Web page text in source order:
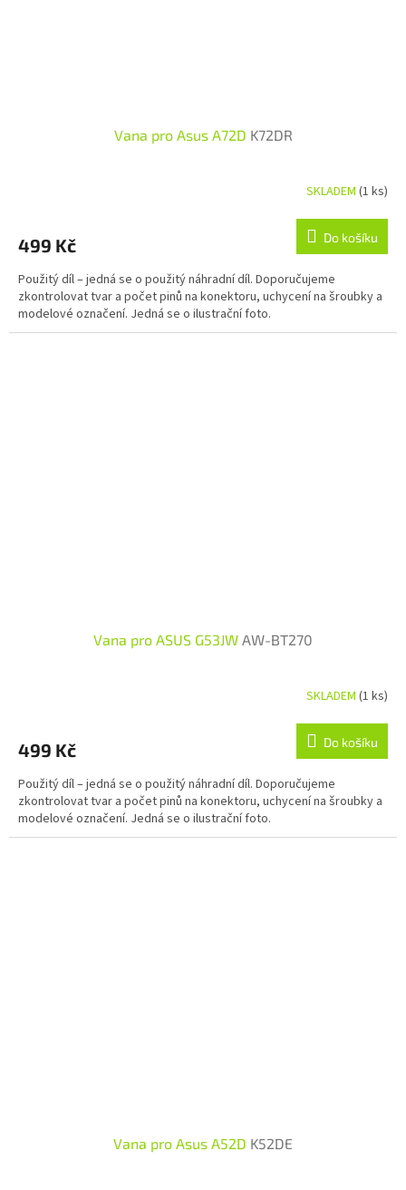
Vana pro Asus A72D K72DR
SKLADEM (1 ks)
499 Kč Do košíku
Použitý díl – jedná se o použitý náhradní díl. Doporučujeme
zkontrolovat tvar a počet pinů na konektoru, uchycení na šroubky a
modelové označení. Jedná se o ilustrační foto.
Vana pro ASUS G53JW AW-BT270
SKLADEM (1 ks)
499 Kč Do košíku
Použitý díl – jedná se o použitý náhradní díl. Doporučujeme
zkontrolovat tvar a počet pinů na konektoru, uchycení na šroubky a
modelové označení. Jedná se o ilustrační foto.
Vana pro Asus A52D K52DE